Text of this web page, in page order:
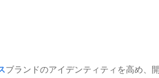
ブランドのアイデンティティを高め、